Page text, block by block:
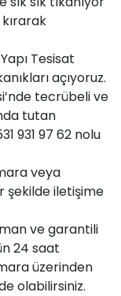
Tesisat
açıyoruz.
tecrübeli ve
tutan
931 97 62 nolu
veya
şekilde iletişime
ve garantili
24 saat
üzerinden
olabilirsiniz.